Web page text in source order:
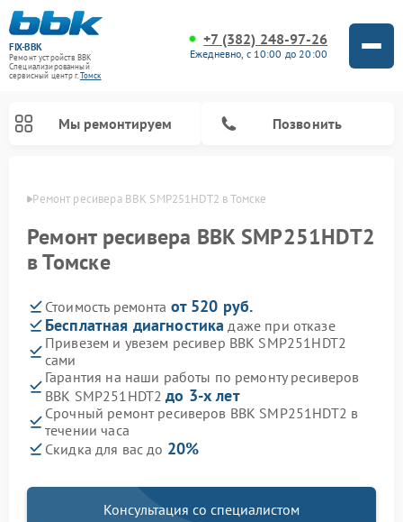
FIX-BBK
Ремонт устройств BBK
Специализированный
cервисный центр г.Томск
+7 (382) 248-97-26
Ежедневно, с 10:00 до 20:00
Мы ремонтируем Позвонить
Ремонт ресивера BBK SMP251HDT2 в Томске
Ремонт ресивера BBK SMP251HDT2
в Томске
Стоимость ремонта от 520 руб.
Бесплатная диагностика даже при отказе
Привезем и увезем ресивер BBK SMP251HDT2
сами
Гарантия на наши работы по ремонту ресиверов
BBK SMP251HDT2до 3-х лет
Срочный ремонт ресиверов BBK SMP251HDT2 в
течении часа
Скидка для вас до 20%
Консультация со специалистом